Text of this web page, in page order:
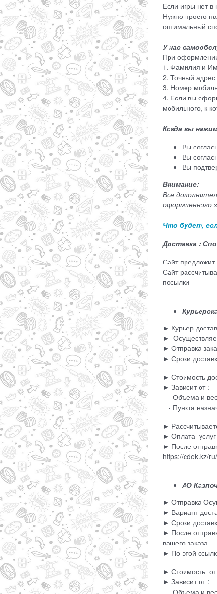
Если игры нет
Нужно просто
оптимальный
У нас
При
1. Фамилия и
2. Точный
3. Номер
4. Если вы
мобильного, к
Когда вы
Вы
Вы
Вы
Внимание:
Все
оформленного
Что будет,
Доставка :
Сайт предложит
Сайт
посылки
► Курьер
►
► Отправка
► Сроки
► Стоимость
► Зависит от :
- Объема и
- Пункта
►
► Оплата услуг
► После
https://cdek.kz/
АО
► Отправка
► Вариант
► Сроки
► После
вашего заказа
► По этой
► Стоимость от
► Зависит от :
- Объема и